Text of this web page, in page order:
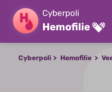
Cyberpoli
Hemofilie
Cyberpoli Hemofilie